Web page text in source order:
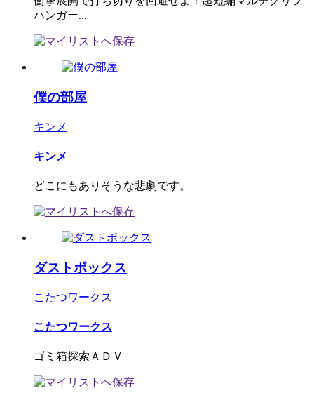
ハンガー...
僕の部屋
キンメ
キンメ
どこにもありそうな悲劇です。
ダストボックス
こたつワークス
こたつワークス
ゴミ箱探索ＡＤＶ